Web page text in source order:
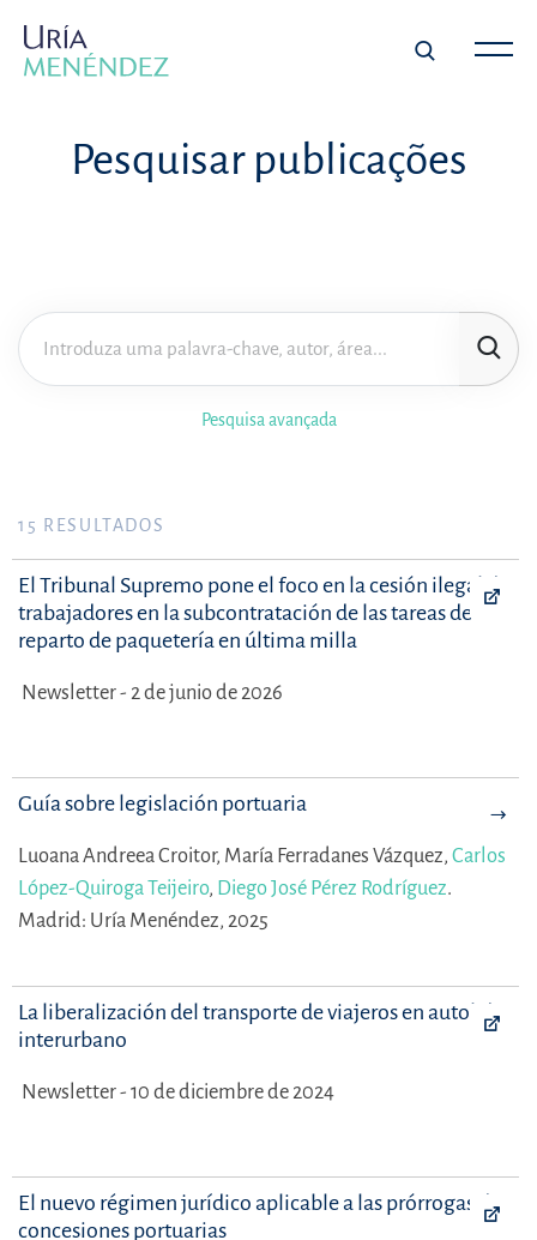
Pesquisar publicações
Pesquisa avançada
15 RESULTADOS
El Tribunal Supremo pone el foco en la cesión ilegal de
trabajadores en la subcontratación de las tareas de
reparto de paquetería en última milla
Newsletter - 2 de junio de 2026
Guía sobre legislación portuaria
Luoana Andreea Croitor, María Ferradanes Vázquez, Carlos
López-Quiroga Teijeiro, Diego José Pérez Rodríguez.
Madrid: Uría Menéndez, 2025
La liberalización del transporte de viajeros en autobús
interurbano
Newsletter - 10 de diciembre de 2024
El nuevo régimen jurídico aplicable a las prórrogas de
concesiones portuarias